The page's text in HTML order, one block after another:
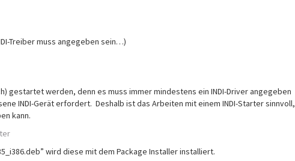
Treiber muss angegeben sein…)
gestartet werden, denn es muss immer mindestens ein INDI-Driver angegeben
INDI-Gerät erfordert. Deshalb ist das Arbeiten mit einem INDI-Starter sinnvoll,
kann.
wird diese mit dem Package Installer installiert.